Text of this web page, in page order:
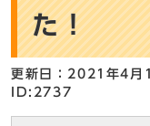
た！
更新日：2021年4月
ID:2737